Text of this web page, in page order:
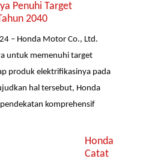
Penuhi Target
2040
– Honda Motor Co., Ltd.
untuk memenuhi target
produk elektrifikasinya pada
hal tersebut, Honda
komprehensif
Honda
Catat